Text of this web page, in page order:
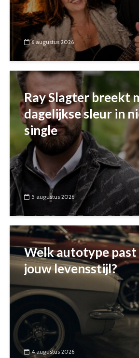
6 augustus 2026
Ray Slagter breekt
dagelijkse sleur in
single
5 augustus 2026
Welk autotype
jouw levensstijl?
4 augustus 2026